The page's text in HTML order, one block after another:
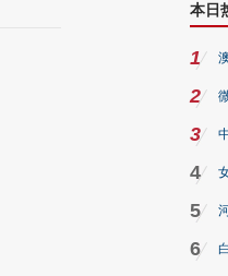
本日
1
2
3
4
5
6